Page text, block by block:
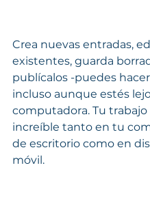
Crea nuevas entradas,
existentes, guarda
publícalos -puedes
incluso aunque estés
computadora. Tu trabajo
increíble tanto en tu
de escritorio como en
móvil.